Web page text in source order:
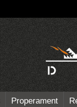
Properament